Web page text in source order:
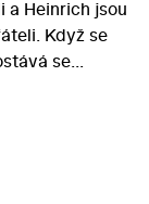
a Heinrich jsou
Když se
se
jeho